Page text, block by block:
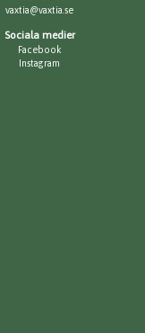
vaxtia@vaxtia.se
Sociala medier
Facebook
Instagram